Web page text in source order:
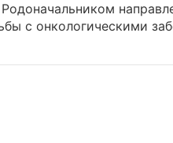
с онкологическими